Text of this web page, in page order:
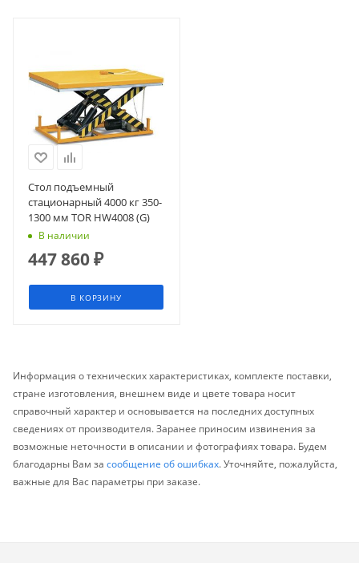
Стол подъемный
стационарный 4000 кг 350-
1300 мм TOR HW4008 (G)
В наличии
447 860₽
В КОРЗИНУ
Информация о технических характеристиках, комплекте поставки,
стране изготовления, внешнем виде и цвете товара носит
справочный характер и основывается на последних доступных
сведениях от производителя. Заранее приносим извинения за
возможные неточности в описании и фотографиях товара. Будем
благодарны Вам за сообщение об ошибках. Уточняйте, пожалуйста,
важные для Вас параметры при заказе.